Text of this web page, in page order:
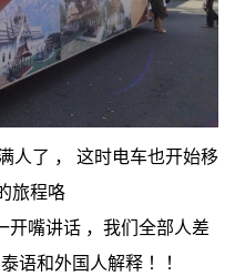
人了 ， 这时电车也开始移
旅程咯
开嘴讲话 ，我们全部人差
语和外国人解释 ！！